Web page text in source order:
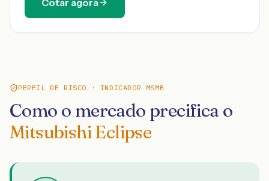
Cotar agora
PERFIL DE RISCO · INDICADOR MSMB
Como o mercado precifica o
Mitsubishi Eclipse